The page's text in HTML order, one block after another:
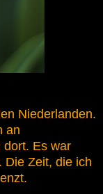
Niederlanden.
an
dort. Es war
Die Zeit, die ich